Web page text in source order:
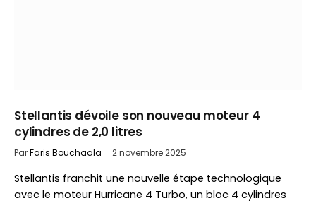
Stellantis dévoile son nouveau moteur 4
cylindres de 2,0 litres
ParFaris Bouchaala 2 novembre 2025
Stellantis franchit une nouvelle étape technologique
avec le moteur Hurricane 4 Turbo, un bloc 4 cylindres